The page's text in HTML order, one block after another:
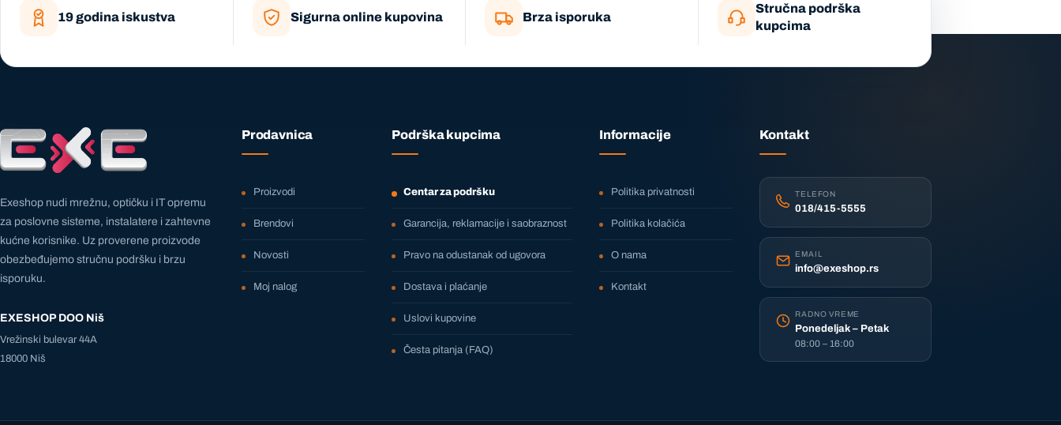
19 godina iskustva Sigurna online kupovina Brza isporuka
Stručna podrška
kupcima
Exeshop nudi mrežnu, optičku i IT opremu
za poslovne sisteme, instalatere i zahtevne
kućne korisnike. Uz proverene proizvode
obezbeđujemo stručnu podršku i brzu
isporuku.
EXESHOP DOO Niš
Vrežinski bulevar 44A
18000 Niš
Prodavnica
Proizvodi
Brendovi
Novosti
Moj nalog
Podrška kupcima
Centar za podršku
Garancija, reklamacije i saobraznost
Pravo na odustanak od ugovora
Dostava i plaćanje
Uslovi kupovine
Česta pitanja (FAQ)
Informacije
Politika privatnosti
Politika kolačića
O nama
Kontakt
Kontakt
TELEFON
018/415-5555
EMAIL
info@exeshop.rs
RADNO VREME
Ponedeljak – Petak
08:00 – 16:00